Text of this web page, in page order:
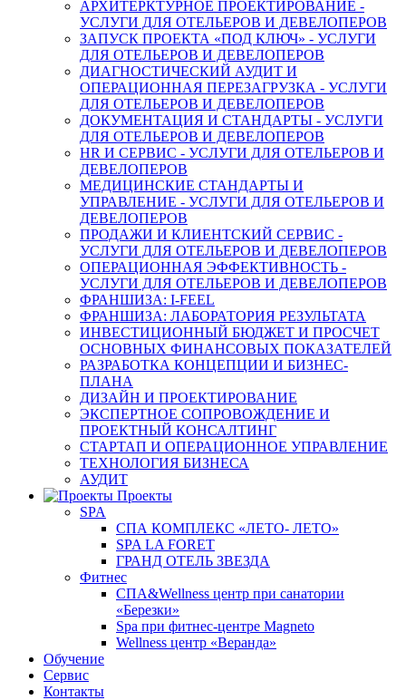
АРХИТЕРКТУРНОЕ ПРОЕКТИРОВАНИЕ -
УСЛУГИ ДЛЯ ОТЕЛЬЕРОВ И ДЕВЕЛОПЕРОВ
ЗАПУСК ПРОЕКТА «ПОД КЛЮЧ» - УСЛУГИ
ДЛЯ ОТЕЛЬЕРОВ И ДЕВЕЛОПЕРОВ
ДИАГНОСТИЧЕСКИЙ АУДИТ И
ОПЕРАЦИОННАЯ ПЕРЕЗАГРУЗКА - УСЛУГИ
ДЛЯ ОТЕЛЬЕРОВ И ДЕВЕЛОПЕРОВ
ДОКУМЕНТАЦИЯ И СТАНДАРТЫ - УСЛУГИ
ДЛЯ ОТЕЛЬЕРОВ И ДЕВЕЛОПЕРОВ
HR И СЕРВИС - УСЛУГИ ДЛЯ ОТЕЛЬЕРОВ И
ДЕВЕЛОПЕРОВ
МЕДИЦИНСКИЕ СТАНДАРТЫ И
УПРАВЛЕНИЕ - УСЛУГИ ДЛЯ ОТЕЛЬЕРОВ И
ДЕВЕЛОПЕРОВ
ПРОДАЖИ И КЛИЕНТСКИЙ СЕРВИС -
УСЛУГИ ДЛЯ ОТЕЛЬЕРОВ И ДЕВЕЛОПЕРОВ
ОПЕРАЦИОННАЯ ЭФФЕКТИВНОСТЬ -
УСЛУГИ ДЛЯ ОТЕЛЬЕРОВ И ДЕВЕЛОПЕРОВ
ФРАНШИЗА: I-FEEL
ФРАНШИЗА: ЛАБОРАТОРИЯ РЕЗУЛЬТАТА
ИНВЕСТИЦИОННЫЙ БЮДЖЕТ И ПРОСЧЕТ
ОСНОВНЫХ ФИНАНСОВЫХ ПОКАЗАТЕЛЕЙ
РАЗРАБОТКА КОНЦЕПЦИИ И БИЗНЕС-
ПЛАНА
ДИЗАЙН И ПРОЕКТИРОВАНИЕ
ЭКСПЕРТНОЕ СОПРОВОЖДЕНИЕ И
ПРОЕКТНЫЙ КОНСАЛТИНГ
СТАРТАП И ОПЕРАЦИОННОЕ УПРАВЛЕНИЕ
ТЕХНОЛОГИЯ БИЗНЕСА
АУДИТ
Проекты
SPA
СПА КОМПЛЕКС «ЛЕТО- ЛЕТО»
SPA LA FORET
ГРАНД ОТЕЛЬ ЗВЕЗДА
Фитнес
СПА&Wellness центр при санатории
«Березки»
Spa при фитнес-центре Magneto
Wellness центр «Веранда»
Обучение
Сервис
Контакты